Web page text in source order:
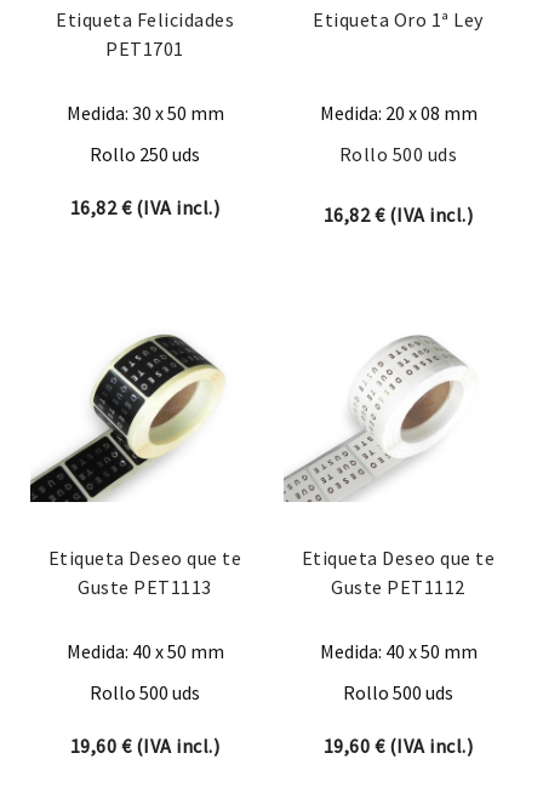
Etiqueta Felicidades
PET1701
Medida: 30 x 50 mm
Rollo 250 uds
16,82€(IVA incl.)
Etiqueta Oro 1ª Ley
Medida: 20 x 08 mm
Rollo 500 uds
16,82€(IVA incl.)
Etiqueta Deseo que te
Guste PET1113
Medida: 40 x 50 mm
Rollo 500 uds
19,60 €(IVA incl.)
Etiqueta Deseo que te
Guste PET1112
Medida: 40 x 50 mm
Rollo 500 uds
19,60 €(IVA incl.)